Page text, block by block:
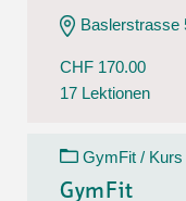
Baslerstrasse
CHF 170.00
17 Lektionen
GymFit / Kurs
GymFit